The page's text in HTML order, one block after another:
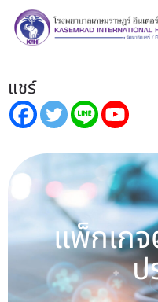
แชร์
แพ็กเก
ป
แพ็กเก
ป